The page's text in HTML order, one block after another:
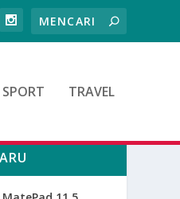
SPORT TRAVEL